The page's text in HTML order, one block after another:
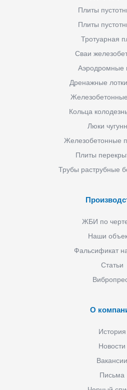
Плиты
Плиты
Тротуарная
Сваи
Аэродромные
Дренажные
Кольца
Люки
Железобетонные
Плиты
Трубы раструбные
ЖБИ по
Наши
Фальсификат
Статьи
О
История
Новости
Вакансии
Письма